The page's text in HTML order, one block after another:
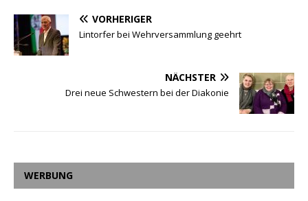
VORHERIGER
Lintorfer bei Wehrversammlung geehrt
NÄCHSTER
Drei neue Schwestern bei der Diakonie
WERBUNG